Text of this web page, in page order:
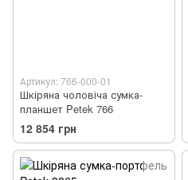
Артикул: 766-000-01
Шкіряна чоловіча сумка-
планшет Petek 766
12 854 грн